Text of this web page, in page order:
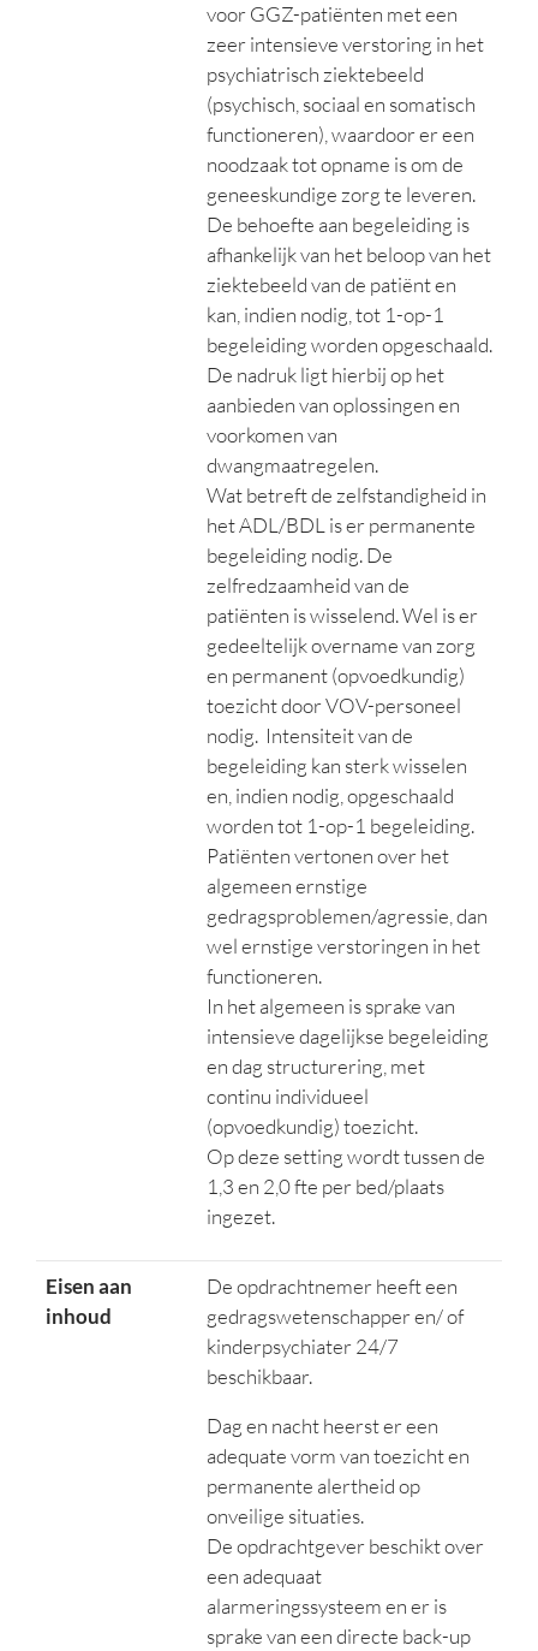
voor GGZ-patiënten met een
zeer intensieve verstoring in het
psychiatrisch ziektebeeld
(psychisch, sociaal en somatisch
functioneren), waardoor er een
noodzaak tot opname is om de
geneeskundige zorg te leveren.
De behoefte aan begeleiding is
afhankelijk van het beloop van het
ziektebeeld van de patiënt en
kan, indien nodig, tot 1-op-1
begeleiding worden opgeschaald.
De nadruk ligt hierbij op het
aanbieden van oplossingen en
voorkomen van
dwangmaatregelen.
Wat betreft de zelfstandigheid in
het ADL/BDL is er permanente
begeleiding nodig. De
zelfredzaamheid van de
patiënten is wisselend. Wel is er
gedeeltelijk overname van zorg
en permanent (opvoedkundig)
toezicht door VOV-personeel
nodig. Intensiteit van de
begeleiding kan sterk wisselen
en, indien nodig, opgeschaald
worden tot 1-op-1 begeleiding.
Patiënten vertonen over het
algemeen ernstige
gedragsproblemen/agressie, dan
wel ernstige verstoringen in het
functioneren.
In het algemeen is sprake van
intensieve dagelijkse begeleiding
en dag structurering, met
continu individueel
(opvoedkundig) toezicht.
Op deze setting wordt tussen de
1,3 en 2,0 fte per bed/plaats
ingezet.
Eisen aan
inhoud
De opdrachtnemer heeft een
gedragswetenschapper en/ of
kinderpsychiater 24/7
beschikbaar.
Dag en nacht heerst er een
adequate vorm van toezicht en
permanente alertheid op
onveilige situaties.
De opdrachtgever beschikt over
een adequaat
alarmeringssysteem en er is
sprake van een directe back-up